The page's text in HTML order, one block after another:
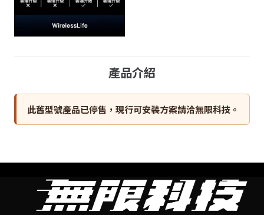
產品介紹
此舊型號產品已停售，現行可安裝方案請洽無限科技。